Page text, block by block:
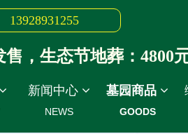
新闻中心
NEWS
墓园商品
GOODS
13928931255
，生态节地葬：4800元